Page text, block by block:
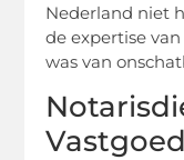
Nederland niet
de expertise
was van